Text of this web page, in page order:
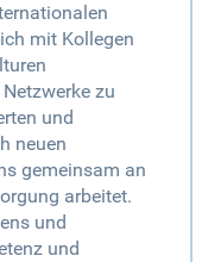
mit Kollegen
zu
und
neuen
gemeinsam an
arbeitet.
und
und